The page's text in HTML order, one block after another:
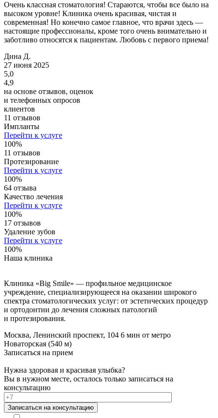
Очень классная стоматология! Стараются, чтобы все было на
высоком уровне! Клиника очень красивая, чистая и
современная! Но конечно самое главное, что врачи здесь —
настоящие профессионалы, кроме того очень внимательно и
заботливо относятся к пациентам. Любовь с первого приема!
Дина Д.
27 июня 2025
5,0
4,9
на основе отзывов, оценок
и телефонных опросов
клиентов
11 отзывов
Импланты
Перейти к услуге
100%
11 отзывов
Протезирование
Перейти к услуге
100%
64 отзыва
Качество лечения
Перейти к услуге
100%
17 отзывов
Удаление зубов
Перейти к услуге
100%
Наша клиника
Клиника «Big Smile» — профильное медицинское
учреждение, специализирующееся на оказании широкого
спектра стоматологических услуг: от эстетических процедур
и ортодонтии до лечения сложных патологий
и протезирования.
Москва, Ленинский проспект, 104 6 мин от метро
Новаторская (540 м)
Записаться на прием
Нужна здоровая и красивая улыбка?
Вы в нужном месте, осталось только записаться на
консультацию
Записаться на консультацию